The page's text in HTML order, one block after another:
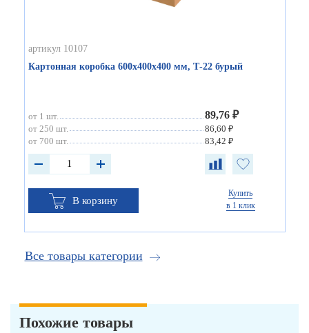
артикул 10107
Картонная коробка 600х400х400 мм, Т-22 бурый
от 1 шт. 89,76 ₽
от 250 шт.
86,60 ₽
от 700 шт.
83,42 ₽
В корзину
Купить
в 1 клик
Все товары категории
Похожие товары